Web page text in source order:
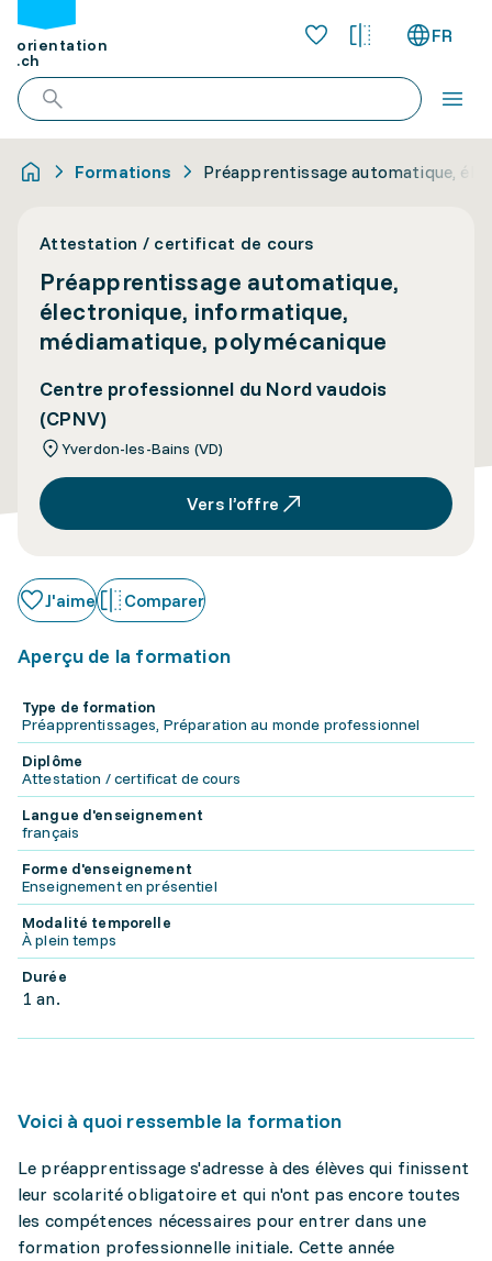
orientation
.ch
FR
Formations Préapprentissage automatique,
Attestation / certificat de cours
Préapprentissage automatique,
électronique, informatique,
médiamatique, polymécanique
Centre professionnel du Nord vaudois
(CPNV)
Yverdon-les-Bains (VD)
Vers l’offre
J'aime Comparer
Aperçu de la formation
Type de formation
Préapprentissages, Préparation au monde professionnel
Diplôme
Attestation / certificat de cours
Langue d'enseignement
français
Forme d'enseignement
Enseignement en présentiel
Modalité temporelle
À plein temps
Durée
1 an.
Voici à quoi ressemble la formation
Le préapprentissage s'adresse à des élèves qui finissent
leur scolarité obligatoire et qui n'ont pas encore toutes
les compétences nécessaires pour entrer dans une
formation professionnelle initiale. Cette année